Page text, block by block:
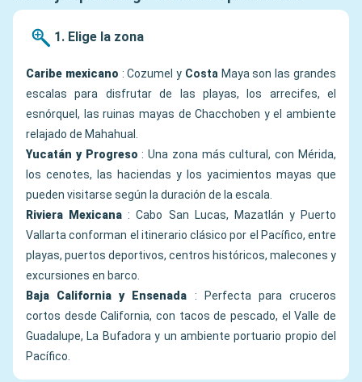
1. Elige la zona
Caribe mexicano : Cozumel y CostaMaya son las grandes
escalas para disfrutar de las playas, los arrecifes, el
esnórquel, las ruinas mayas de Chacchoben y el ambiente
relajado de Mahahual.
Yucatán y Progreso : Una zona más cultural, con Mérida,
los cenotes, las haciendas y los yacimientos mayas que
pueden visitarse según la duración de la escala.
Riviera Mexicana : Cabo San Lucas, Mazatlán y Puerto
Vallarta conforman el itinerario clásico por el Pacífico, entre
playas, puertos deportivos, centros históricos, malecones y
excursiones en barco.
Baja California y Ensenada : Perfecta para cruceros
cortos desde California, con tacos de pescado, el Valle de
Guadalupe, La Bufadora y un ambiente portuario propio del
Pacífico.